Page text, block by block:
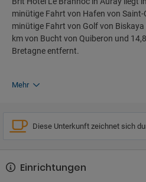
minütige Fahrt von Hafen von
minütige Fahrt von Golf von
km von Bucht von Quiberon und
Bretagne entfernt.
Mehr
Diese Unterkunft zeichnet sich
Einrichtungen